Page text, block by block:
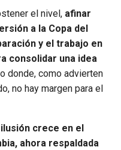
el nivel, afinar
a la Copa del
y el trabajo en
consolidar una idea
donde, como advierten
no hay margen para el
ilusión crece en el
ahora respaldada